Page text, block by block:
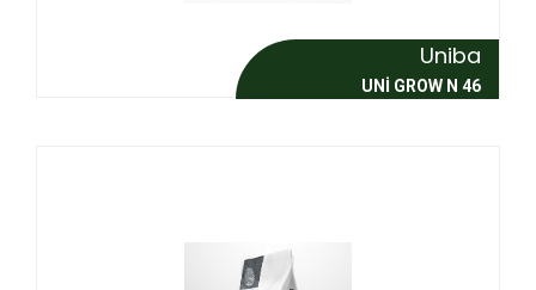
Uniba
UNI GROW N 46